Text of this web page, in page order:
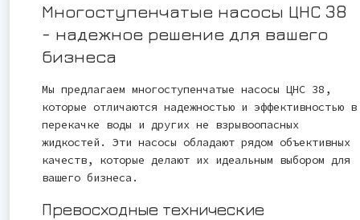
Многоступенчатые насосы ЦНС 38
- надежное решение для вашего
бизнеса
Мы предлагаем многоступенчатые насосы ЦНС 38,
которые отличаются надежностью и эффективностью в
перекачке воды и других не взрывоопасных
жидкостей. Эти насосы обладают рядом объективных
качеств, которые делают их идеальным выбором для
вашего бизнеса.
Превосходные технические